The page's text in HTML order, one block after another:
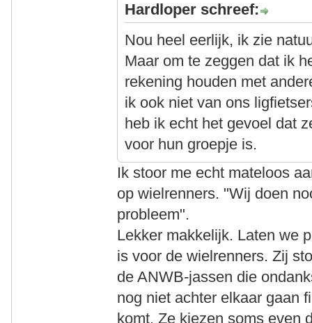
Hardloper schreef:
Nou heel eerlijk, ik zie
Maar om te zeggen dat ik
rekening houden met
ik ook niet van ons
heb ik echt het gevoel dat
voor hun groepje is.
Ik stoor me echt mateloos
op wielrenners. "Wij doen
probleem".
Lekker makkelijk. Laten we
is voor de wielrenners. Zij
de ANWB-jassen die
nog niet achter elkaar gaan
komt. Ze kiezen soms even